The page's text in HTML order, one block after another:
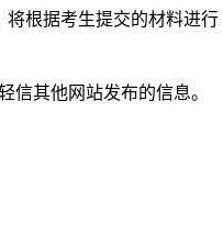
根据考生提交的材料进行
信其他网站发布的信息。